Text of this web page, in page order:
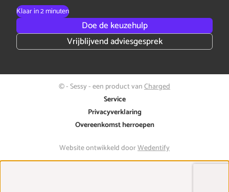
Klaar in 2 minuten
Doe de keuzehulp
Vrijblijvend adviesgesprek
© - Sessy - een product vanCharged
Service
Privacyverklaring
Overeenkomst herroepen
Website ontwikkeld doorWedentify